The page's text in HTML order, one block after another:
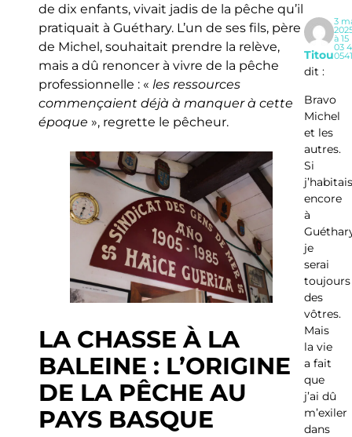
de dix enfants, vivait jadis de la pêche qu’il
pratiquait à Guéthary. L’un de ses fils, père
de Michel, souhaitait prendre la relève,
mais a dû renoncer à vivre de la pêche
professionnelle : « les ressources
commençaient déjà à manquer à cette
époque », regrette le pêcheur.
LA CHASSE À LA
BALEINE : L’ORIGINE
DE LA PÊCHE AU
PAYS BASQUE
Titou
dit :
3
à 15
03
Bravo
Michel
et les
autres.
Si
j’habitais
encore
à
je
serai
toujours
des
vôtres.
Mais
la vie
a fait
que
j’ai dû
m’exiler
dans